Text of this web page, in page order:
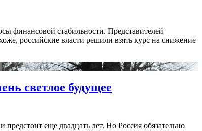
финансовой стабильности. Представителей
российские власти решили взять курс на снижение
светлое будущее
еще двадцать лет. Но Россия обязательно